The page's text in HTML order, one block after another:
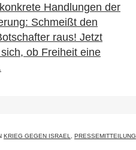
Handlungen der
Schmeißt den
raus! Jetzt
ob Freiheit eine
KRIEG GEGEN ISRAEL PRESSEMITTEILUNG